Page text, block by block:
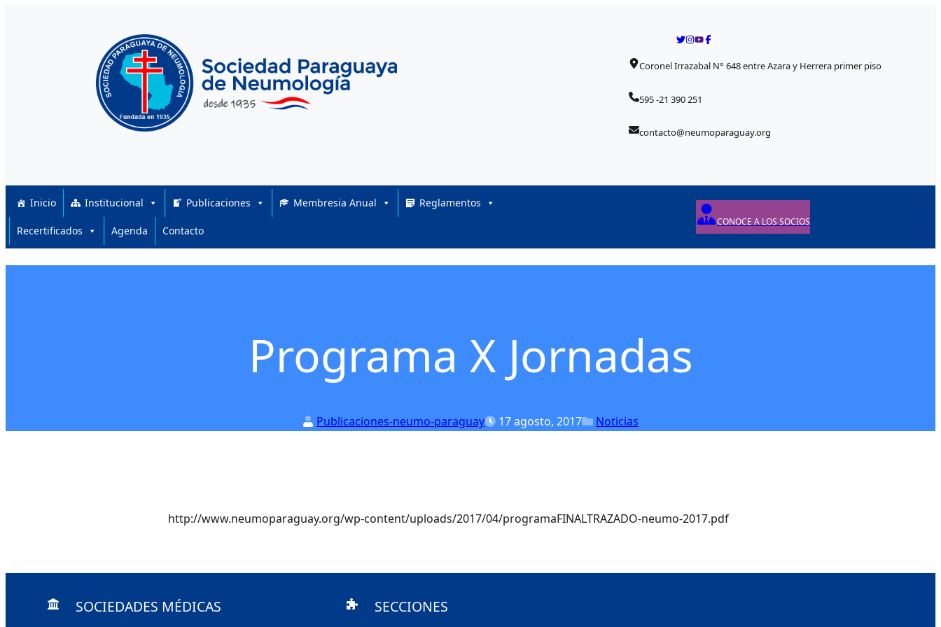
Coronel Irrazabal N° 648 entre Azara y Herrera primer piso
595 -21 390 251
contacto@neumoparaguay.org
Inicio Institucional Publicaciones Membresia Anual Reglamentos
Recertificados Agenda Contacto
CONOCE A LOS SOCIOS
Programa X Jornadas
Publicaciones-neumo-paraguay 17 agosto, 2017 Noticias
http://www.neumoparaguay.org/wp-content/uploads/2017/04/programaFINALTRAZADO-neumo-2017.pdf
SOCIEDADES MÉDICAS SECCIONES